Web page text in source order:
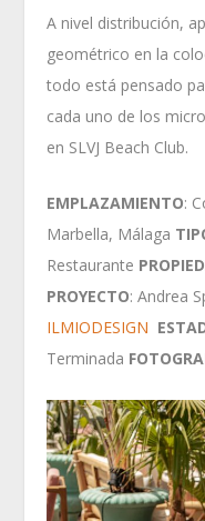
A nivel distribución,
geométrico en la
todo está pensado
cada uno de los
en SLVJ Beach Club.
EMPLAZAMIENTO:
Marbella, Málaga
Restaurante
PROYECTO: Andrea
ILMIODESIGN
Terminada